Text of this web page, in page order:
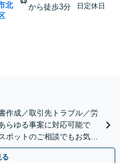
北
から徒歩3分
日定休日
作成／取引先トラブル／労
らゆる事案に対応可能で
ポットのご相談でもお気軽
ンライン面談可】
る